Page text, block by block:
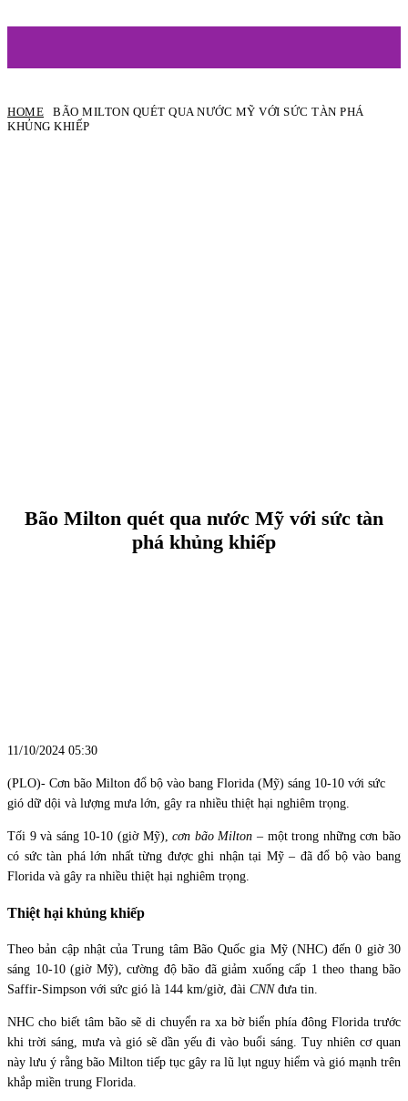
HOME
BÃO MILTON QUÉT QUA NƯỚC MỸ VỚI SỨC TÀN PHÁ
KHỦNG KHIẾP
Bão Milton quét qua nước Mỹ với sức tàn
phá khủng khiếp
11/10/2024 05:30
(PLO)- Cơn bão Milton đổ bộ vào bang Florida (Mỹ) sáng 10-10 với sức
gió dữ dội và lượng mưa lớn, gây ra nhiều thiệt hại nghiêm trọng.
Tối 9 và sáng 10-10 (giờ Mỹ),cơn bão Milton – một trong những cơn bão
có sức tàn phá lớn nhất từng được ghi nhận tại Mỹ – đã đổ bộ vào bang
Florida và gây ra nhiều thiệt hại nghiêm trọng.
Thiệt hại khủng khiếp
Theo bản cập nhật của Trung tâm Bão Quốc gia Mỹ (NHC) đến 0 giờ 30
sáng 10-10 (giờ Mỹ), cường độ bão đã giảm xuống cấp 1 theo thang bão
Saffir-Simpson với sức gió là 144 km/giờ, đài CNNđưa tin.
NHC cho biết tâm bão sẽ di chuyển ra xa bờ biển phía đông Florida trước
khi trời sáng, mưa và gió sẽ dần yếu đi vào buổi sáng. Tuy nhiên cơ quan
này lưu ý rằng bão Milton tiếp tục gây ra lũ lụt nguy hiểm và gió mạnh trên
khắp miền trung Florida.